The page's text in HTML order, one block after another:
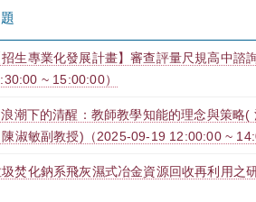
招生專業化發展計畫】審查評量尺規高中諮
~ 15:00:00）
潮下的清醒：教師教學知能的理念與策略(
陳淑敏副教授)（2025-09-19 12:00:00 ~
焚化鈉系飛灰濕式冶金資源回收再利用之